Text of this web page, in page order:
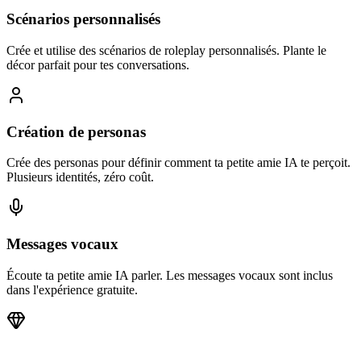
Scénarios personnalisés
Crée et utilise des scénarios de roleplay personnalisés. Plante le
décor parfait pour tes conversations.
Création de personas
Crée des personas pour définir comment ta petite amie IA te perçoit.
Plusieurs identités, zéro coût.
Messages vocaux
Écoute ta petite amie IA parler. Les messages vocaux sont inclus
dans l'expérience gratuite.